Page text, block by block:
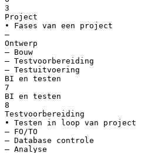
3
Project
• Fases van een project
–
Ontwerp
– Bouw
– Testvoorbereiding
– Testuitvoering
BI en testen
7
BI en testen
8
Testvoorbereiding
• Testen in loop van project
– FO/TO
– Database controle
– Analyse